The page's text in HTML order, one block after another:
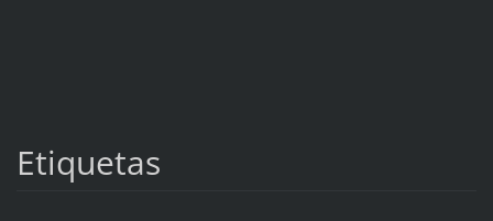
Etiquetas